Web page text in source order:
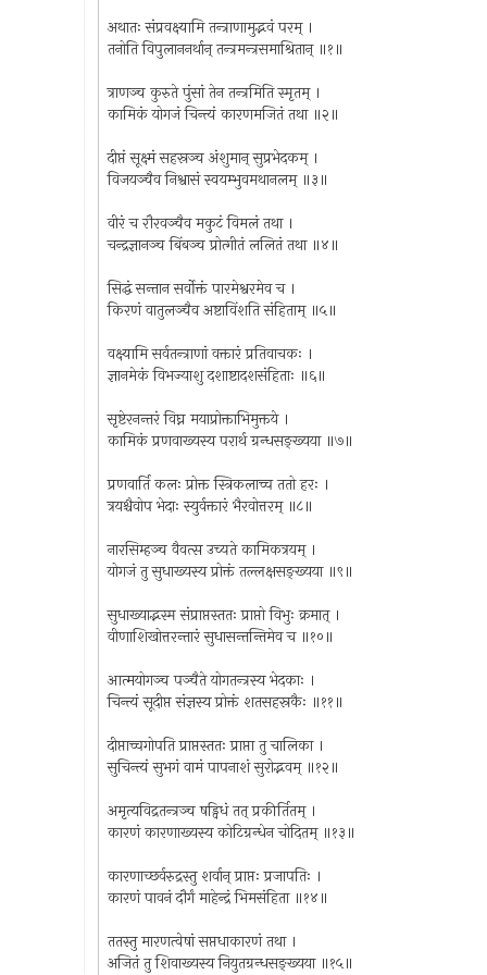
अथातः संप्रवक्ष्यामि तन्त्राणामुद्भवं परम् ।
तनोति विपुलाननर्थान् तन्त्रमन्त्रसमाश्रितान् ॥१॥
त्राणञ्च कुरुते पुंसां तेन तन्त्रमिति स्मृतम् ।
कामिकं योगजं चिन्त्यं कारणमजितं तथा ॥२॥
दीप्तं सूक्ष्मं सहस्रञ्च अंशुमान् सुप्रभेदकम् ।
विजयञ्चैव निश्वासं स्वयम्भुवमथानलम् ॥३॥
वीरं च रौरवञ्चैव मकुटं विमलं तथा ।
चन्द्रज्ञानञ्च बिंबञ्च प्रोत्गीतं ललितं तथा ॥४॥
सिद्धं सन्तान सर्वोक्तं पारमेश्वरमेव च ।
किरणं वातुलञ्चैव अष्टाविंशति संहिताम् ॥५॥
वक्ष्यामि सर्वतन्त्राणां वक्तारं प्रतिवाचकः ।
ज्ञानमेकं विभज्याशु दशाष्टादशसंहिताः ॥६॥
सृष्टेरनन्तरं विघ्न मयाप्रोक्ताभिमुक्तये ।
कामिकं प्रणवाख्यस्य परार्थ ग्रन्धसङ्ख्यया ॥७॥
प्रणवार्ति कलः प्रोक्त स्त्रिकलाच्च ततो हरः ।
त्रयश्चैवोप भेदाः स्युर्वक्तारं भैरवोत्तरम् ॥८॥
नारसिम्हञ्च वैवत्स उच्यते कामिकत्रयम् ।
योगजं तु सुधाख्यस्य प्रोक्तं तल्लक्षसङ्ख्यया ॥९॥
सुधाख्याद्भस्म संप्राप्तस्ततः प्राप्तो विभुः क्रमात् ।
वीणाशिखोत्तरन्तारं सुधासन्तन्तिमेव च ॥१०॥
आत्मयोगञ्च पञ्चैते योगतन्त्रस्य भेदकाः ।
चिन्त्यं सूदीप्त संज्ञस्य प्रोक्तं शतसहस्रकैः ॥११॥
दीप्ताच्चगोपति प्राप्तस्ततः प्राप्ता तु चालिका ।
सुचिन्त्यं सुभगं वामं पापनाशं सुरोद्भवम् ॥१२॥
अमृत्यविद्रतन्त्रञ्च षड्विधं तत् प्रकीर्तितम् ।
कारणं कारणाख्यस्य कोटिग्रन्धेन चोदितम् ॥१३॥
कारणाच्छर्वरुद्रस्तु शर्वान् प्राप्तः प्रजापतिः ।
कारणं पावनं दौर्गं माहेन्द्रं भिमसंहिता ॥१४॥
ततस्तु मारणत्वेषां सप्तधाकारणं तथा ।
अजितं तु शिवाख्यस्य नियुतग्रन्धसङ्ख्यया ॥१५॥